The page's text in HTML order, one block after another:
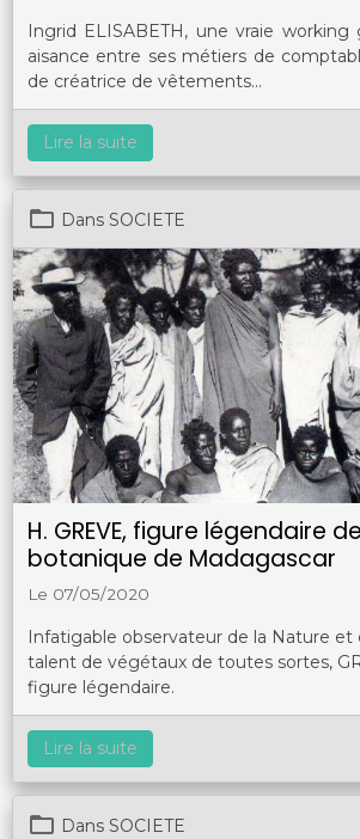
Ingrid ELISABETH, une vraie
aisance entre ses métiers de
de créatrice de vêtements...
Lire la suite
Dans SOCIETE
H. GREVE, figure légendaire
botanique de Madagascar
Le 07/05/2020
Infatigable observateur de la Nature
talent de végétaux de toutes sortes,
figure légendaire.
Lire la suite
Dans SOCIETE